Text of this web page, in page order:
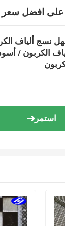
على افضل
استمر